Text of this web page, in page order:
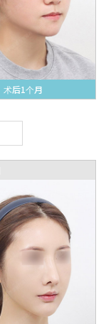
术后1个月